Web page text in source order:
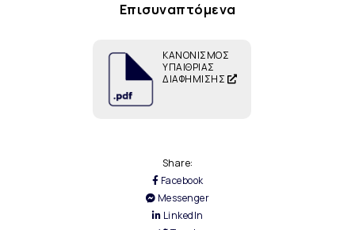
Επισυναπτόμενα
ΚΑΝΟΝΙΣΜΟΣ
ΥΠΑΙΘΡΙΑΣ
ΔΙΑΦΗΜΙΣΗΣ
Share:
Facebook
Messenger
LinkedIn